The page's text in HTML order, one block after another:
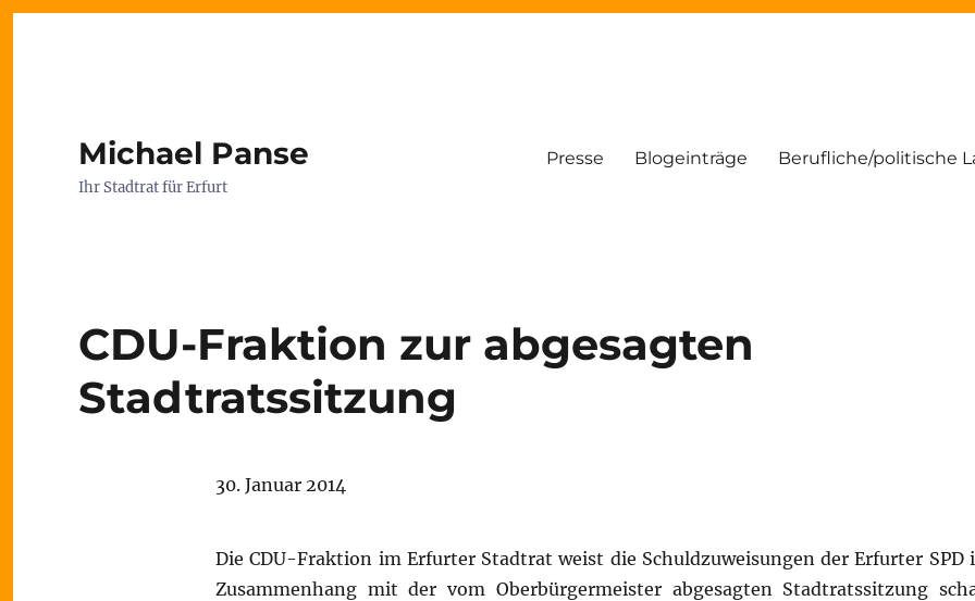
Michael Panse
Ihr Stadtrat für Erfurt
Presse Blogeinträge Berufliche/politische
CDU-Fraktion zur abgesagten
Stadtratssitzung
30. Januar 2014
Die CDU-Fraktion im Erfurter Stadtrat weist die Schuldzuweisungen der Erfurter SPD
Zusammenhang mit der vom Oberbürgermeister abgesagten Stadtratssitzung